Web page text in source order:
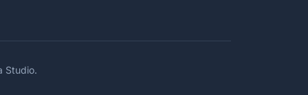
Studio.